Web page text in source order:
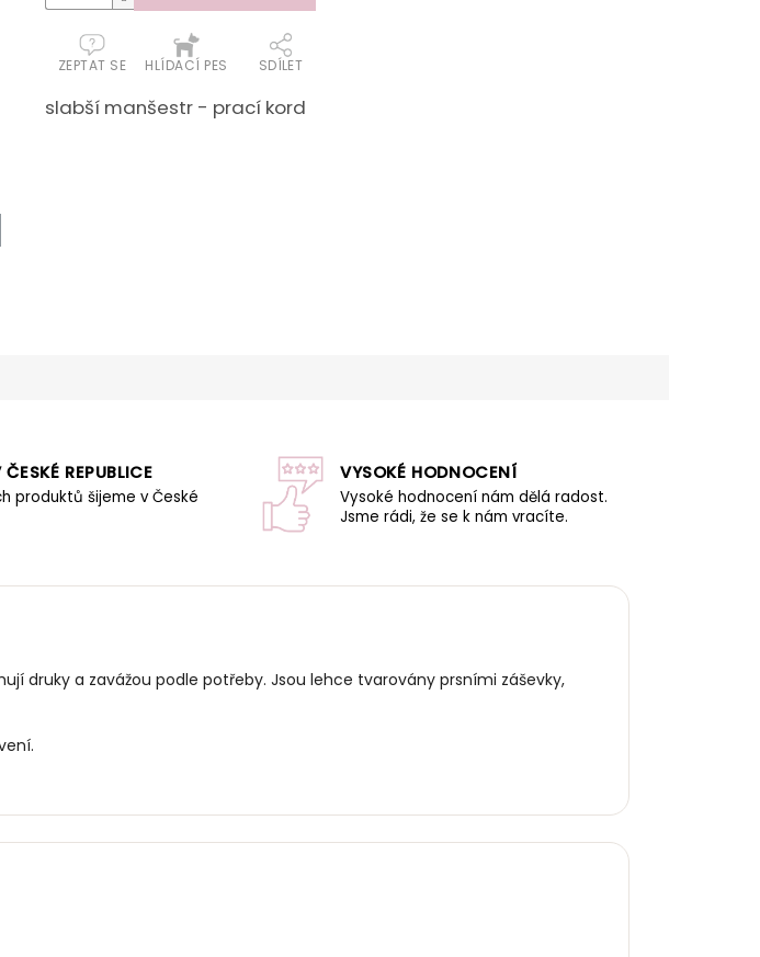
ZEPTAT SE HLÍDACÍ PES SDÍLET
slabší manšestr - prací kord
REPUBLICE
produktů šijeme v České
VYSOKÉ HODNOCENÍ
Vysoké hodnocení nám dělá radost.
Jsme rádi, že se k nám vracíte.
druky a zavážou podle potřeby. Jsou lehce tvarovány prsními záševky,